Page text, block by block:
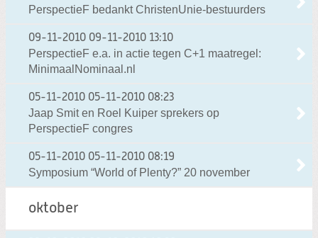
PerspectieF bedankt ChristenUnie-bestuurders
09-11-2010 09-11-2010 13:10
PerspectieF e.a. in actie tegen C+1 maatregel:
MinimaalNominaal.nl
05-11-2010 05-11-2010 08:23
Jaap Smit en Roel Kuiper sprekers op
PerspectieF congres
05-11-2010 05-11-2010 08:19
Symposium “World of Plenty?” 20 november
oktober